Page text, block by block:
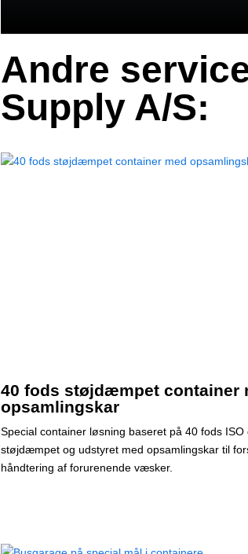
Andre
Supply A/S:
40 fods støjdæmpet container
opsamlingskar
Special container løsning baseret på 40 fods ISO
støjdæmpet og udstyret med opsamlingskar til
håndtering af forurenende væsker.